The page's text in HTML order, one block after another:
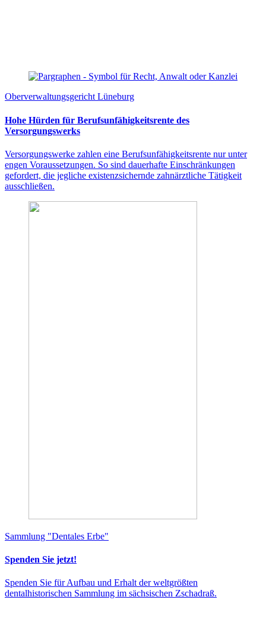
Oberverwaltungsgericht Lüneburg
Hohe Hürden für Berufsunfähigkeitsrente des
Versorgungswerks
Versorgungswerke zahlen eine Berufsunfähigkeitsrente nur unter
engen Voraussetzungen. So sind dauerhafte Einschränkungen
gefordert, die jegliche existenzsichernde zahnärztliche Tätigkeit
ausschließen.
Sammlung "Dentales Erbe"
Spenden Sie jetzt!
Spenden Sie für Aufbau und Erhalt der weltgrößten
dentalhistorischen Sammlung im sächsischen Zschadraß.